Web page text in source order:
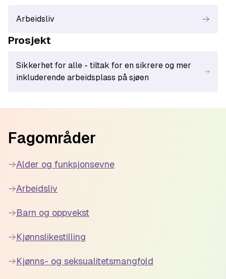
Arbeidsliv
Prosjekt
Sikkerhet for alle - tiltak for en sikrere og mer
inkluderende arbeidsplass på sjøen
Fagområder
Alder og funksjonsevne
Arbeidsliv
Barn og oppvekst
Kjønnslikestilling
Kjønns- og seksualitetsmangfold